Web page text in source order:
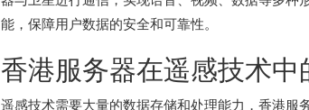
能，保障用户数据的安全和可靠性。
香港服务器在遥感技术中
遥感技术需要大量的数据存储和处理能力，香港服